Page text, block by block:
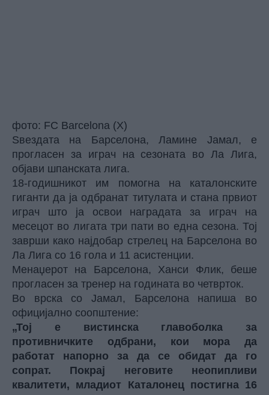
фото: FC Barcelona (X)
Ѕвездата на Барселона, Ламине Јамал, е
прогласен за играч на сезоната во Ла Лига,
објави шпанската лига.
18-годишникот им помогна на каталонските
гиганти да ја одбранат титулата и стана првиот
играч што ја освои наградата за играч на
месецот во лигата три пати во една сезона. Тој
заврши како најдобар стрелец на Барселона во
Ла Лига со 16 гола и 11 асистенции.
Менаџерот на Барселона, Ханси Флик, беше
прогласен за тренер на годината во четврток.
Во врска со Јамал, Барселона напиша во
официјално соопштение:
„Тој е вистинска главоболка за
противничките одбрани, кои мора да
работат напорно за да се обидат да го
сопрат. Покрај неговите неопипливи
квалитети, младиот Каталонец постигна 16